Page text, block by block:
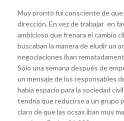
Muy pronto fui consciente de que
dirección. En vez de trabajar en
ambicioso que frenara el cambio
buscaban la manera de eludir un
negociaciones iban
Sólo una semana después de
un mensaje de los responsables
habia espacio para la sociedad
tendría que reducirse a un grupo
claro de que las ocsas iban muy